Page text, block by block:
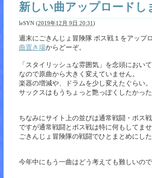
新しい曲アップロードし
leSYN (2019年12月 9日 20:31)
週末にごきんじょ冒険隊 ボス戦１をアップ
曲置き場からどーぞ。
「スタイリッシュな雰囲気」を念頭におい
なので原曲から大きく変えていません。
楽器の増減や、ドラムを少し変えたぐらい。
サックスはもうちょっと艶っぽくしたかった
ちなみにサイト上の並びは通常戦闘・ボス
ですが通常戦闘とボス戦は特に何もしてませ
ごきんじょ冒険隊の戦闘でひとまとめにし
今年中にもう一曲はどう考えても難しいの